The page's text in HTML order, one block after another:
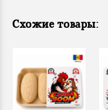
Схожие товары: